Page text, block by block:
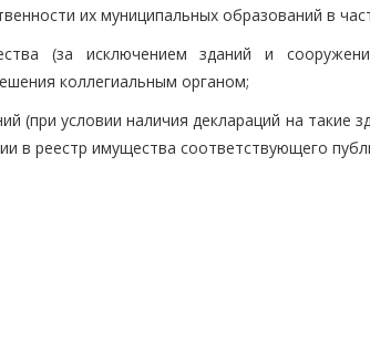
их муниципальных образований в
(за исключением зданий и
коллегиальным органом;
(при условии наличия деклараций на такие
в реестр имущества соответствующего